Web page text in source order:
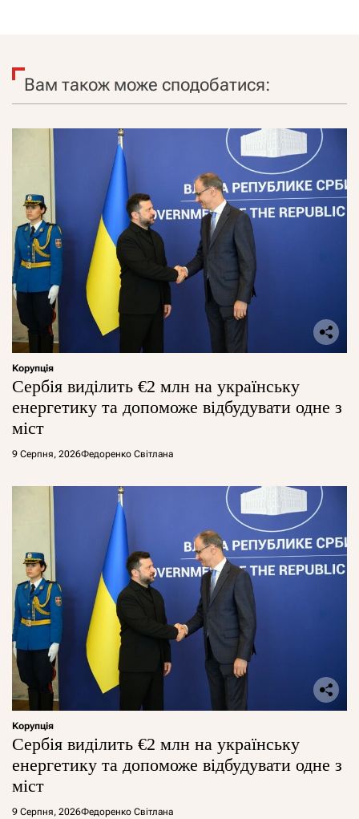
Вам також може сподобатися:
Корупція
Сербія виділить €2 млн на українську
енергетику та допоможе відбудувати одне з
міст
9 Серпня, 2026Федоренко Світлана
Корупція
Сербія виділить €2 млн на українську
енергетику та допоможе відбудувати одне з
міст
9 Серпня, 2026Федоренко Світлана